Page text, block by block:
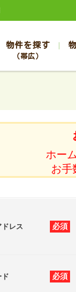
物件を探す
（帯広）
ホー
お手
必須
ドレス
必須
ド